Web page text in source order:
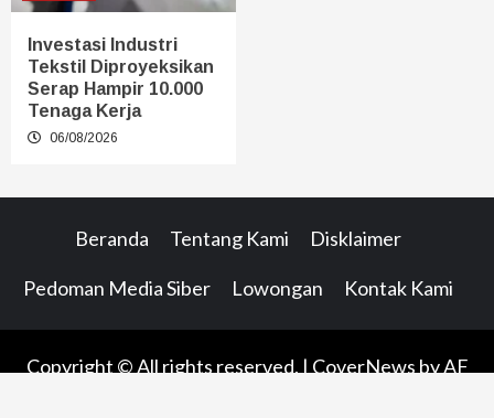
Investasi Industri
Tekstil Diproyeksikan
Serap Hampir 10.000
Tenaga Kerja
06/08/2026
Beranda Tentang Kami Disklaimer
Pedoman Media Siber Lowongan Kontak Kami
Copyright © All rights reserved. | CoverNews by AF